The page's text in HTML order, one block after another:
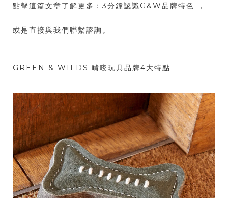
點擊這篇文章了解更多：3分鐘認識G&W品牌特色 ，
或是直接與我們聯繫諮詢。
GREEN & WILDS 啃咬玩具品牌4大特點